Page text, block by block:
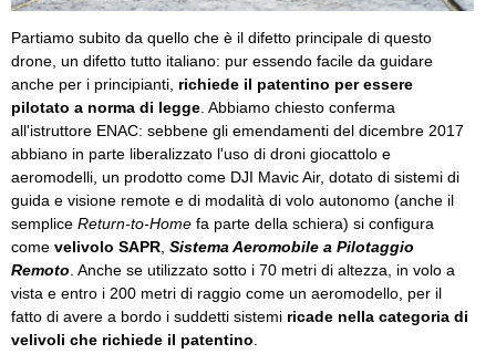
Partiamo subito da quello che è il difetto principale di questo
drone, un difetto tutto italiano: pur essendo facile da guidare
anche per i principianti, richiede il patentino per essere
pilotato a norma di legge . Abbiamo chiesto conferma
all'istruttore ENAC: sebbene gli emendamenti del dicembre 2017
abbiano in parte liberalizzato l'uso di droni giocattolo e
aeromodelli, un prodotto come DJI Mavic Air, dotato di sistemi di
guida e visione remote e di modalità di volo autonomo (anche il
semplice Return-to-Home fa parte della schiera) si configura
come velivolo SAPR Sistema Aeromobile a Pilotaggio
Remoto . Anche se utilizzato sotto i 70 metri di altezza, in volo a
vista e entro i 200 metri di raggio come un aeromodello, per il
fatto di avere a bordo i suddetti sistemi ricade nella categoria di
velivoli che richiede il patentino